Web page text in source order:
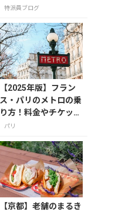
お土産編
特派員ブログ
【2025年版】フラン
ス・パリのメトロの乗
り方！料金やチケット
の種類、注意点を解説
パリ
【京都】老舗のまるき